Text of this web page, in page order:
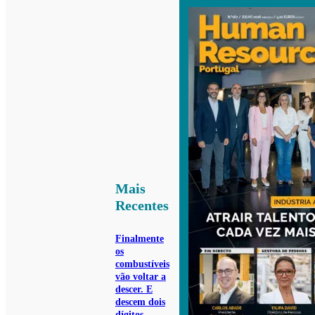
Mais
Recentes
Finalmente
os
combustíveis
vão voltar a
descer. E
descem dois